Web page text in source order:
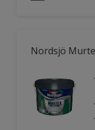
Nordsjö